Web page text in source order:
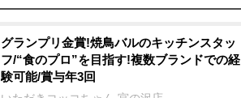
グランプリ金賞!焼鳥バルのキッチンスタッ
フ/“食のプロ”を目指す!複数ブランドでの経
験可能/賞与年3回